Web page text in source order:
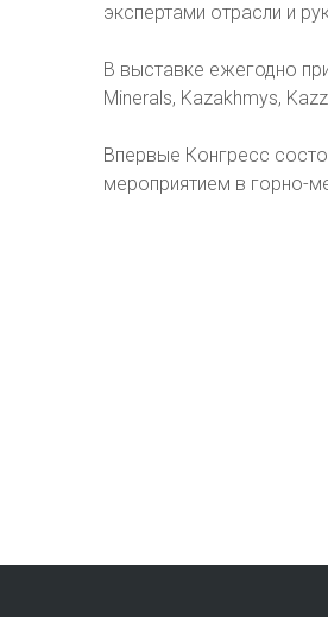
экспертами отрасли и
В выставке ежегодно
Minerals, Kazakhmys,
Впервые Конгресс
мероприятием в горно-